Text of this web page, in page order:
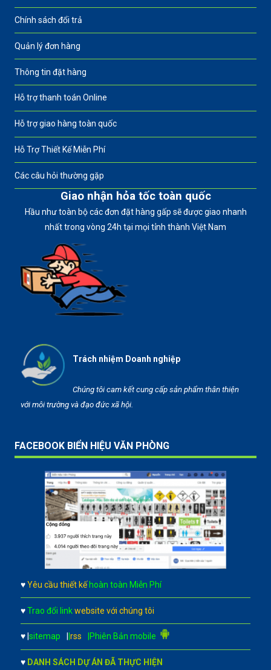
Chính sách đổi trả
Quản lý đơn hàng
Thông tin đặt hàng
Hỗ trợ thanh toán Online
Hỗ trợ giao hàng toàn quốc
Hỗ Trợ Thiết Kế Miễn Phí
Các câu hỏi thường gặp
Giao nhận hỏa tốc toàn quốc
Hầu như toàn bộ các đơn đặt hàng gấp sẽ được giao nhanh
nhất trong vòng 24h tại mọi tỉnh thành Việt Nam
Trách nhiệm Doanh nghiệp
Chúng tôi cam kết cung cấp sản phẩm thân thiện
với môi trường và đạo đức xã hội.
FACEBOOK BIỂN HIỆU VĂN PHÒNG
♥ Yêu cầu thiết kế hoàn toàn Miễn Phí
♥ Trao đổi link website với chúng tôi
♥ |sitemap |rss |Phiên Bản mobile
♥ DANH SÁCH DỰ ÁN ĐÃ THỰC HIỆN